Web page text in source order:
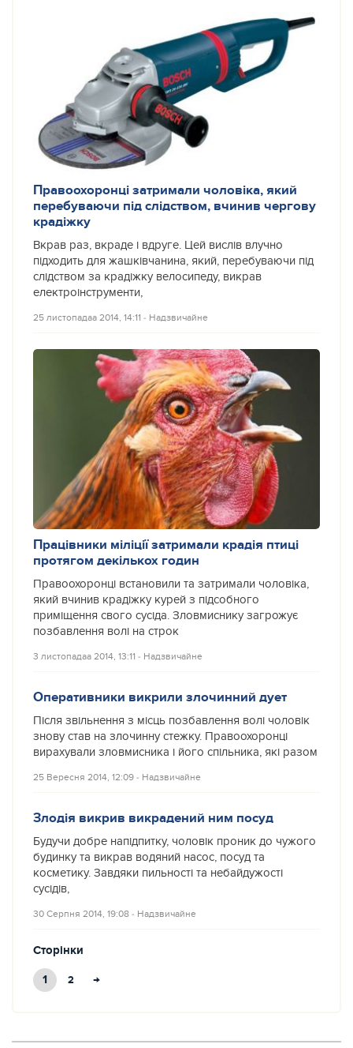
Правоохоронці затримали чоловіка, який
перебуваючи під слідством, вчинив чергову
крадіжку
Вкрав раз, вкраде і вдруге. Цей вислів влучно
підходить для жашківчанина, який, перебуваючи під
слідством за крадіжку велосипеду, викрав
електроінструменти,
25 листопадаа 2014, 14:11 ‐ Надзвичайне
Працівники міліції затримали крадія птиці
протягом декількох годин
Правоохоронці встановили та затримали чоловіка,
який вчинив крадіжку курей з підсобного
приміщення свого сусіда. Зловмиснику загрожує
позбавлення волі на строк
3 листопадаа 2014, 13:11 ‐ Надзвичайне
Оперативники викрили злочинний дует
Після звільнення з місць позбавлення волі чоловік
знову став на злочинну стежку. Правоохоронці
вирахували зловмисника і його спільника, які разом
25 Вересня 2014, 12:09 ‐ Надзвичайне
Злодія викрив викрадений ним посуд
Будучи добре напідпитку, чоловік проник до чужого
будинку та викрав водяний насос, посуд та
косметику. Завдяки пильності та небайдужості
сусідів,
30 Серпня 2014, 19:08 ‐ Надзвичайне
Сторінки
1 2 →